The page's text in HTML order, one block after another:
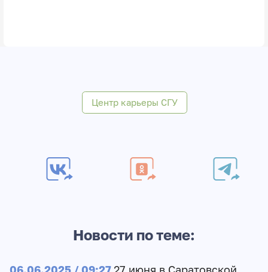
Центр карьеры СГУ
Новости по теме: